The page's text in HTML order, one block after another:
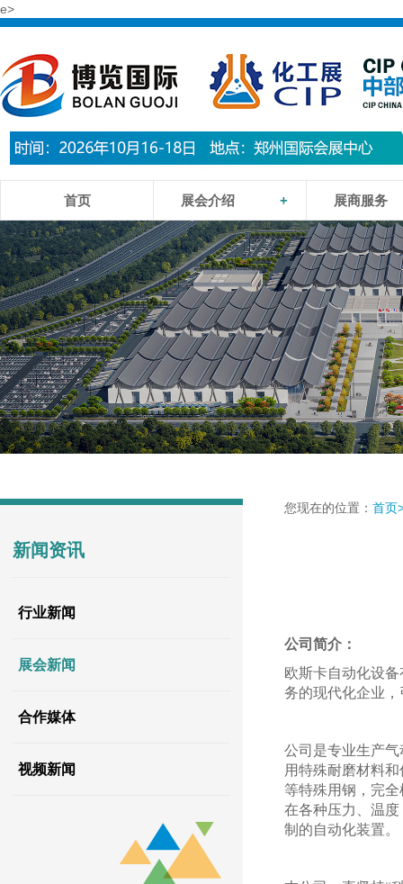
e>
首页 展会介绍 + 展商服务
您现在的位置： 首页
公司简介：
欧斯卡自动化设
务的现代化企业
公司是专业生产
用特殊耐磨材料
等特殊用钢，完
在各种压力、温
制的自动化装置。
新闻资讯
行业新闻
展会新闻
合作媒体
视频新闻